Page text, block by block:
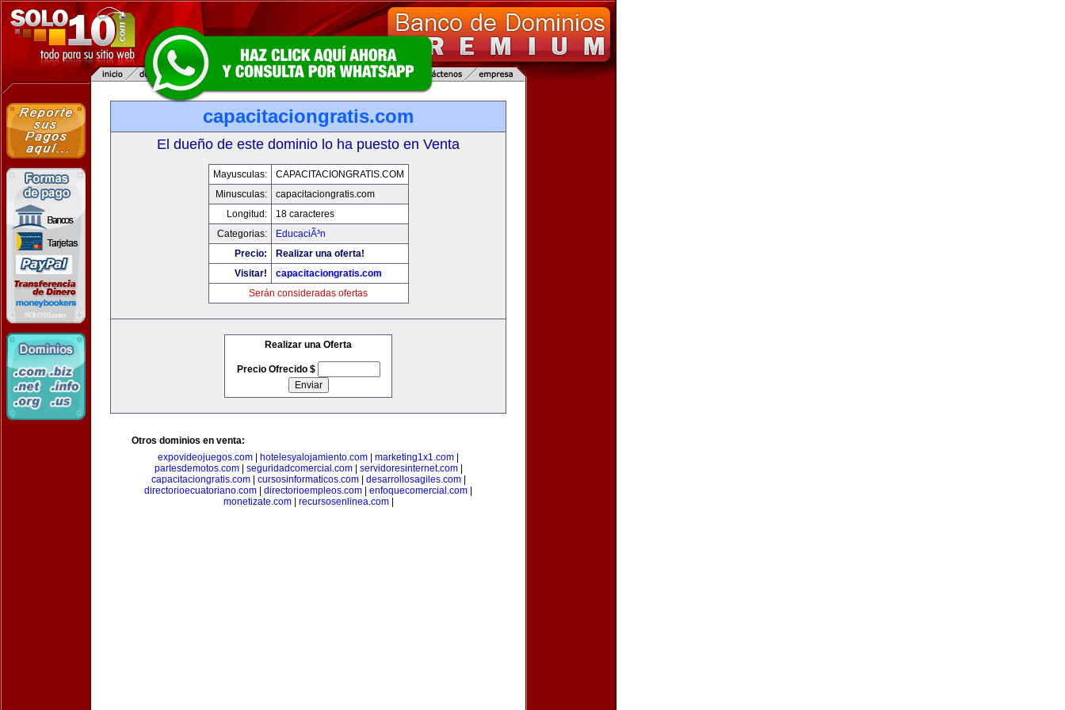
capacitaciongratis.com
El dueño de este dominio lo ha puesto en Venta
Mayusculas:
CAPACITACIONGRATIS.COM
Minusculas:
capacitaciongratis.com
Longitud:
18 caracteres
Categorias:
EducaciÃ³n
Precio:
Realizar una oferta!
Visitar!
capacitaciongratis.com
Serán consideradas ofertas
Realizar una Oferta
Precio Ofrecido $
Otros dominios en venta:
expovideojuegos.com
hotelesyalojamiento.com marketing1x1.com
partesdemotos.com| seguridadcomercial.com| servidoresinternet.com|
capacitaciongratis.com| cursosinformaticos.com| desarrollosagiles.com|
directorioecuatoriano.com
directorioempleos.com enfoquecomercial.com
monetizate.com| recursosenlinea.com|